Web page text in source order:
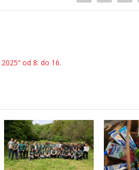
od 8. do 16.